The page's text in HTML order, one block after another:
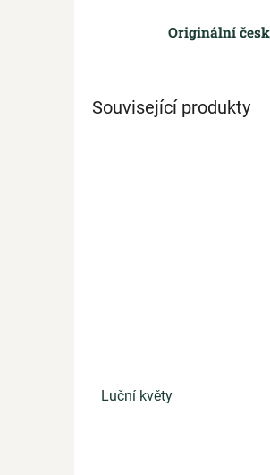
Originální
Související produkty
Luční květy